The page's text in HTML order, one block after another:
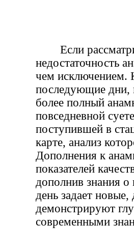
Если
недостаточность
чем исключением.
последующие дни,
более полный
повседневной
поступившей в
карте, анализ
Дополнения к
показателей
дополнив знания
день задает
демонстрируют
современными